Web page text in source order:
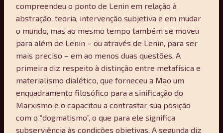
compreendeu o ponto de Lenin em relação à
abstração, teoria, intervenção subjetiva e em mudar
o mundo, mas ao mesmo tempo também se moveu
para além de Lenin – ou através de Lenin, para ser
mais preciso – em ao menos duas questões. A
primeira diz respeito à distinção entre metafísica e
materialismo dialético, que forneceu a Mao um
enquadramento filosófico para a sinificação do
Marxismo e o capacitou a contrastar sua posição
com o “dogmatismo”, o que para ele significa
subserviência às condições objetivas. A segunda diz